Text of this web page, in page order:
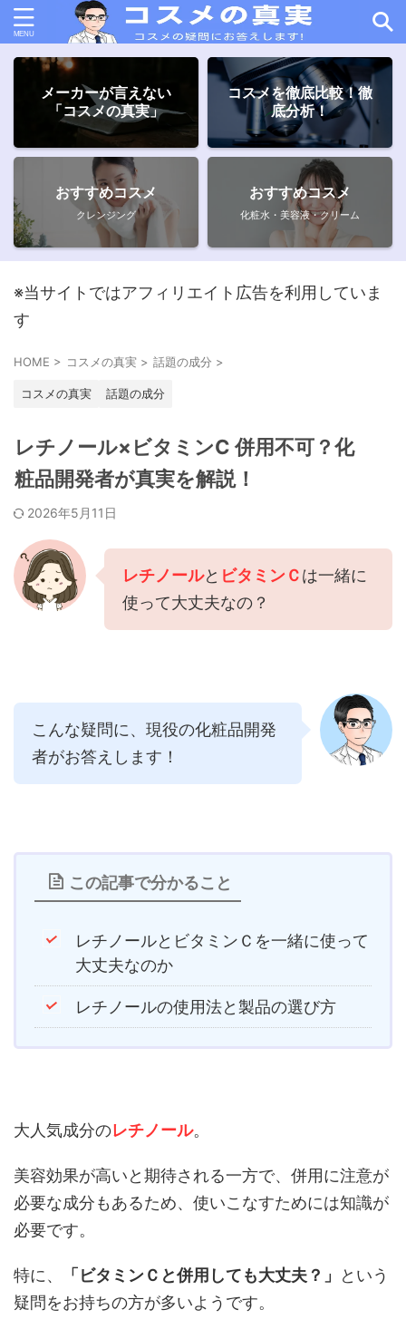
メーカーが言えない
「コスメの真実」
コスメを徹底比較！徹
底分析！
おすすめコスメ
クレンジング
おすすめコスメ
化粧水・美容液・クリーム
※当サイトではアフィリエイト広告を利用していま
す
HOME > コスメの真実 > 話題の成分 >
コスメの真実 話題の成分
レチノール×ビタミンC 併用不可？化
粧品開発者が真実を解説！
2026年5月11日
レチノールと ビタミンＣは一緒に
使って大丈夫なの？
こんな疑問に、現役の化粧品開発
者がお答えします！
この記事で分かること
レチノールとビタミンＣを一緒に使って
大丈夫なのか
レチノールの使用法と製品の選び方
大人気成分のレチノール。
美容効果が高いと期待される一方で、併用に注意が
必要な成分もあるため、使いこなすためには知識が
必要です。
特に、 「ビタミンＣと併用しても大丈夫？」
という
疑問をお持ちの方が多いようです。